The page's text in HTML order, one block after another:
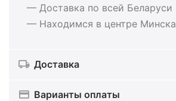
— Доставка по всей Беларуси
— Находимся в центре Минска
Доставка
Варианты оплаты